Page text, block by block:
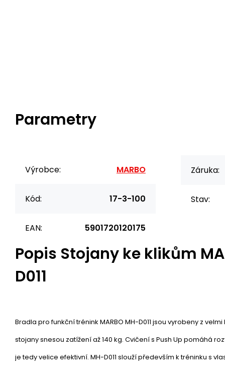
Parametry
Výrobce: MARBO
Kód: 17-3-100
EAN: 5901720120175
Záruka:
Stav:
Popis Stojany ke klikům
D011
Bradla pro funkční trénink MARBO MH-D011 jsou vyrobeny z
stojany snesou zatížení až 140 kg. Cvičení s Push Up pomáhá
je tedy velice efektivní. MH-D011 slouží především k tréninku s